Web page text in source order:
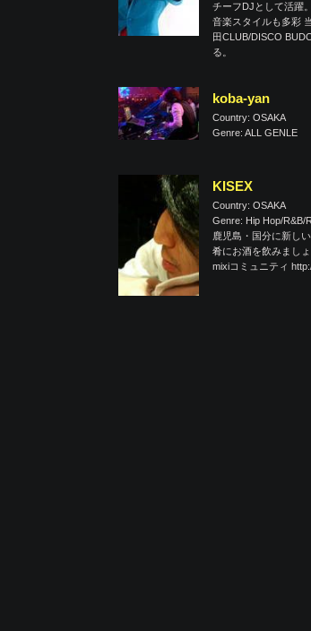
チーフDJとして活躍
音楽スタイルも多彩
田CLUB/DISCO
る。
koba-yan
Country: OSAKA
Genre: ALL GENLE
KISEX
Country: OSAKA
Genre: Hip Hop/R&B/
鹿児島・国分に新し
肴にお酒を飲みまし
mixiコミュニティ